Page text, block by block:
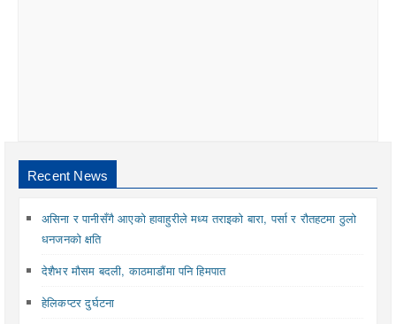
Recent News
असिना र पानीसँगै आएको हावाहुरीले मध्य तराइको बारा, पर्सा र रौतहटमा ठुलो
धनजनको क्षति
देशैभर मौसम बदली, काठमाडौंमा पनि हिमपात
हेलिकप्टर दुर्घटना